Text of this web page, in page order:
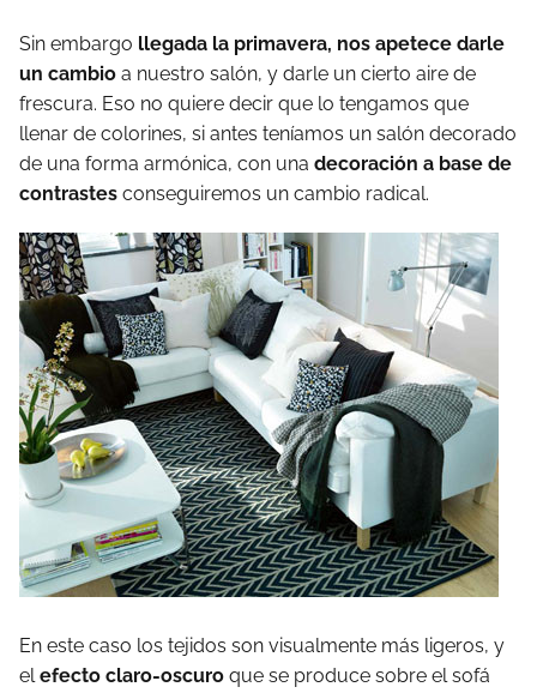
Sin embargo llegada la primavera, nos apetece darle
un cambio a nuestro salón, y darle un cierto aire de
frescura. Eso no quiere decir que lo tengamos que
llenar de colorines, si antes teníamos un salón decorado
de una forma armónica, con una decoración a base de
contrastes conseguiremos un cambio radical.
En este caso los tejidos son visualmente más ligeros, y
elefecto claro-oscuro que se produce sobre el sofá